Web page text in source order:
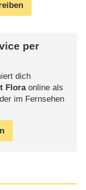
per
dich
Floraonline als
im Fernsehen